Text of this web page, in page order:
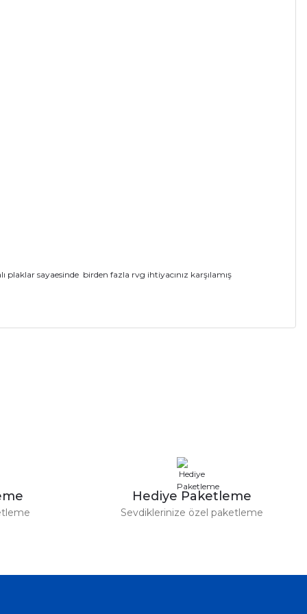
sayaesinde birden fazla rvg ihtiyacınız karşılamış
Hediye Paketleme
Sevdiklerinize özel paketleme